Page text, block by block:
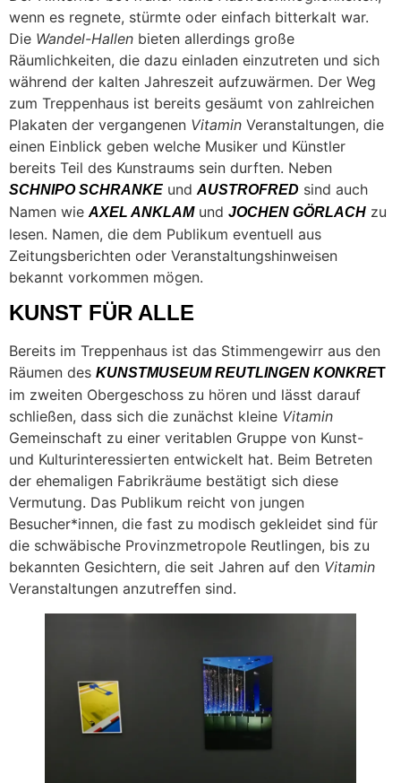
wenn es regnete, stürmte oder einfach bitterkalt war.
Die Wandel-Hallen bieten allerdings große
Räumlichkeiten, die dazu einladen einzutreten und sich
während der kalten Jahreszeit aufzuwärmen. Der Weg
zum Treppenhaus ist bereits gesäumt von zahlreichen
Plakaten der vergangenen Vitamin Veranstaltungen, die
einen Einblick geben welche Musiker und Künstler
bereits Teil des Kunstraums sein durften. Neben
SCHNIPO SCHRANKE und AUSTROFRED sind auch
Namen wie AXEL ANKLAMund JOCHEN GÖRLACH zu
lesen. Namen, die dem Publikum eventuell aus
Zeitungsberichten oder Veranstaltungshinweisen
bekannt vorkommen mögen.
KUNST FÜR ALLE
Bereits im Treppenhaus ist das Stimmengewirr aus den
Räumen des KUNSTMUSEUM REUTLINGEN KONKRET
im zweiten Obergeschoss zu hören und lässt darauf
schließen, dass sich die zunächst kleine Vitamin
Gemeinschaft zu einer veritablen Gruppe von Kunst-
und Kulturinteressierten entwickelt hat. Beim Betreten
der ehemaligen Fabrikräume bestätigt sich diese
Vermutung. Das Publikum reicht von jungen
Besucher*innen, die fast zu modisch gekleidet sind für
die schwäbische Provinzmetropole Reutlingen, bis zu
bekannten Gesichtern, die seit Jahren auf den Vitamin
Veranstaltungen anzutreffen sind.